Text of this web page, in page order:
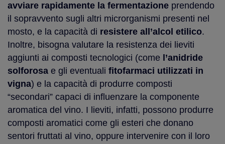
avviare rapidamente la fermentazione prendendo
il sopravvento sugli altri microrganismi presenti nel
mosto, e la capacità di resistere all’alcol etilico.
Inoltre, bisogna valutare la resistenza dei lieviti
aggiunti ai composti tecnologici (come l’anidride
solforosa e gli eventuali fitofarmaci utilizzati in
vigna) e la capacità di produrre composti
“secondari” capaci di influenzare la componente
aromatica del vino. I lieviti, infatti, possono produrre
composti aromatici come gli esteri che donano
sentori fruttati al vino, oppure intervenire con il loro